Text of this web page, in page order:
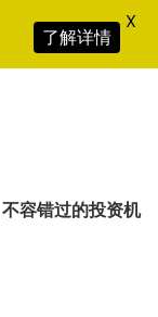
容错过的投资机
了解详情
X